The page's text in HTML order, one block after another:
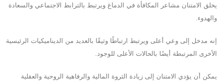
يخلق الامتنان مشاعر المكافأة في الدماغ ويرتبط بالترابط الاجتماعي والسعادة
والهدوء.
إنه مدخل إلى وعي أعلى ويرتبط ارتباطًا وثيقًا بالعديد من الديناميكيات الرئيسية
الأخرى المرتبطة أيضًا بالحالات الأعلى للوجود.
يمكن أن يؤدي الامتنان إلى زيادة الثروة المالية والرفاهية الروحية والعقلية